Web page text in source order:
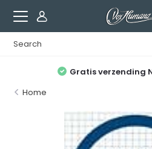
Gratis verzending
Home